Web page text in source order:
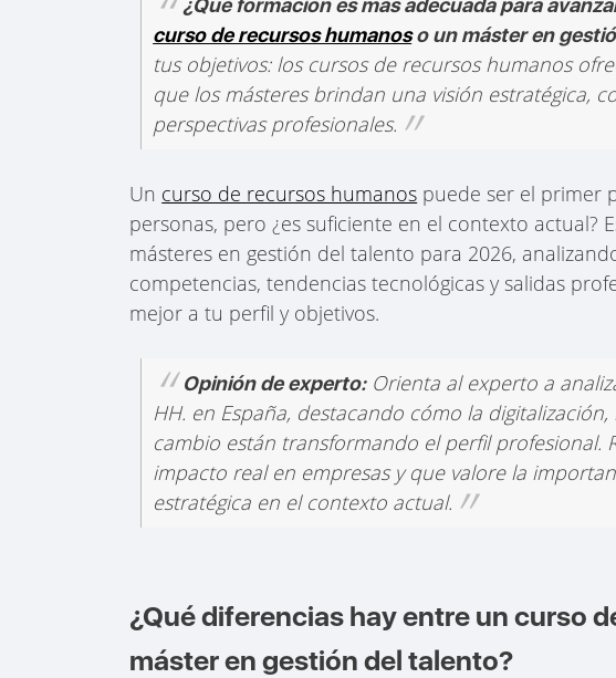
¿Qué formación es más adecuada para
curso de recursos humanoso un máster en
tus objetivos: los cursos de recursos humanos
que los másteres brindan una visión estratégica,
perspectivas profesionales.
Un curso de recursos humanos puede ser el primer
personas, pero ¿es suficiente en el contexto actual?
másteres en gestión del talento para 2026,
competencias, tendencias tecnológicas y salidas
mejor a tu perfil y objetivos.
Opinión de experto: Orienta al experto a
HH. en España, destacando cómo la
cambio están transformando el perfil profesional.
impacto real en empresas y que valore la
estratégica en el contexto actual.
¿Qué diferencias hay entre un curso
máster en gestión del talento?